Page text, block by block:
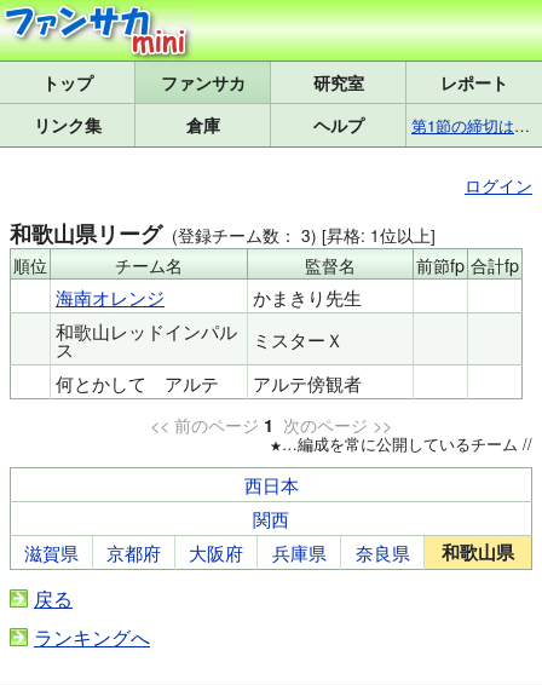
トップ 研究室
レポート
リンク集
倉庫 ヘルプ 第1節の締切は8月7日(金)17:25です
ログイン
和歌山県リーグ (登録チーム数： 3) [昇格: 1位以上]
順位 チーム名 監督名 前節fp 合計fp
海南オレンジ
かまきり先生
和歌山レッドインパル
ス
ミスターＸ
何とかして　アルテ
アルテ傍観者
<< 前のページ 1 次のページ >>
…編成を常に公開しているチーム //
西日本
関西
滋賀県
京都府 大阪府 兵庫県 奈良県 和歌山県
戻る
ランキングへ